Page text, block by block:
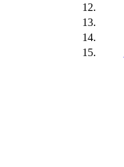
12.
13.
14.
15.